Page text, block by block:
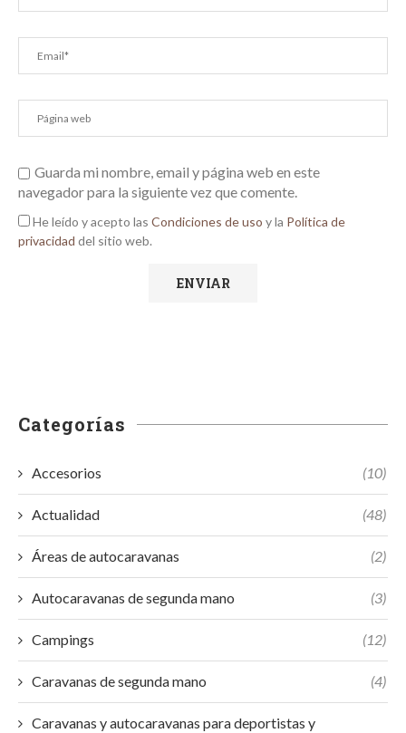
Guarda mi nombre, email y página web en este
navegador para la siguiente vez que comente.
He leído y acepto las Condiciones de uso y la Política de
privacidad del sitio web.
Categorías
Accesorios (10)
Actualidad (48)
Áreas de autocaravanas (2)
Autocaravanas de segunda mano (3)
Campings (12)
Caravanas de segunda mano (4)
Caravanas y autocaravanas para deportistas y